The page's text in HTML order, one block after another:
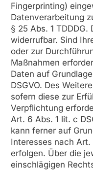
Fingerprinting)
Datenverarbeitung
§ 25 Abs. 1
widerrufbar. Sind
oder zur
Maßnahmen
Daten auf
DSGVO. Des
sofern diese zur
Verpflichtung
Art. 6 Abs. 1 lit. c
kann ferner auf
Interesses nach Art.
erfolgen. Über die
einschlägigen